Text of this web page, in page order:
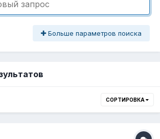
Больше параметров поиска
СОРТИРОВКА